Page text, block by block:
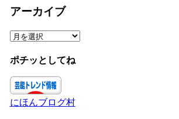
ゴ
ー
アーカイブ
ア
カ
ブ
ポチッとしてね
にほんブログ村